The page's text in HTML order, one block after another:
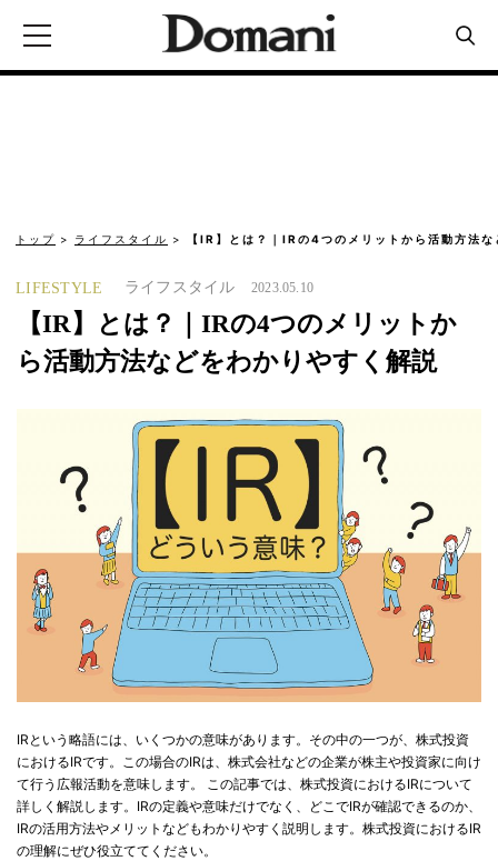
トップ ライフスタイル 【IR】とは？｜IRの4つのメリットから活動方法
LIFESTYLE ライフスタイル 2023.05.10
【IR】とは？｜IRの4つのメリットか
ら活動方法などをわかりやすく解説
IRという略語には、いくつかの意味があります。その中の一つが、株式投資
におけるIRです。この場合のIRは、株式会社などの企業が株主や投資家に向け
て行う広報活動を意味します。 この記事では、株式投資におけるIRについて
詳しく解説します。IRの定義や意味だけでなく、どこでIRが確認できるのか、
IRの活用方法やメリットなどもわかりやすく説明します。株式投資におけるIR
の理解にぜひ役立ててください。